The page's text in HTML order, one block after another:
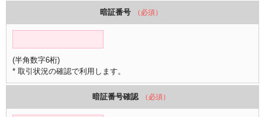
暗証番号 （必須）
(半角数字6桁)
* 取引状況の確認で利用します。
暗証番号確認 （必須）